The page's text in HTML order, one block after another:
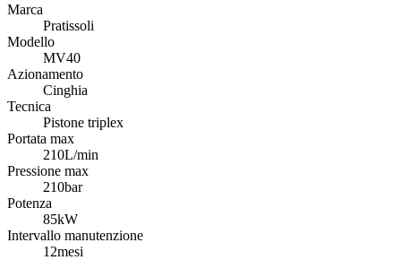
Marca
Pratissoli
Modello
MV40
Azionamento
Cinghia
Tecnica
Pistone triplex
Portata max
210L/min
Pressione max
210bar
Potenza
85kW
Intervallo manutenzione
12mesi